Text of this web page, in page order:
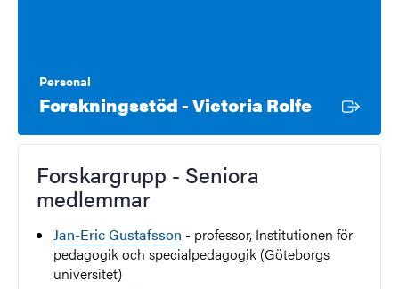
Personal
Forskningsstöd - Victoria RolfeExtern
Forskargrupp - Seniora
medlemmar
Jan-Eric Gustafsson - professor, Institutionen för
pedagogik och specialpedagogik (Göteborgs
universitet)